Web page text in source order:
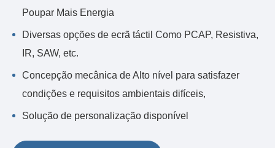
Poupar Mais Energia
Diversas opções de ecrã táctil Como PCAP, Resistiva,
IR, SAW, etc.
Concepção mecânica de Alto nível para satisfazer
condições e requisitos ambientais difíceis,
Solução de personalização disponível